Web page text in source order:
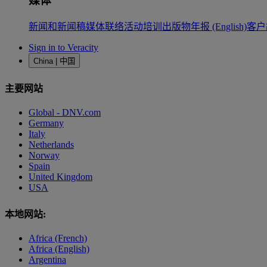
新闻和新闻稿媒体联络活动培训 出版物年报 (English)客
Sign in to Veracity
China | 中国
主要网站
Global - DNV.com
Germany
Italy
Netherlands
Norway
Spain
United Kingdom
USA
本地网站:
Africa (French)
Africa (English)
Argentina